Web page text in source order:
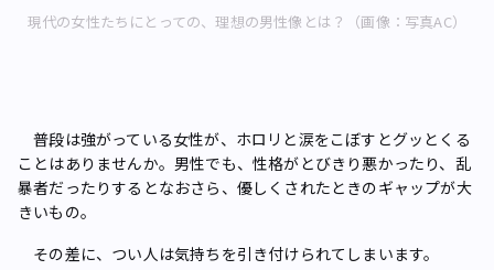
現代の女性たちにとっての、理想の男性像とは？（画像：写真AC）
普段は強がっている女性が、ホロリと涙をこぼすとグッとくる
ことはありませんか。男性でも、性格がとびきり悪かったり、乱
暴者だったりするとなおさら、優しくされたときのギャップが大
きいもの。
その差に、つい人は気持ちを引き付けられてしまいます。